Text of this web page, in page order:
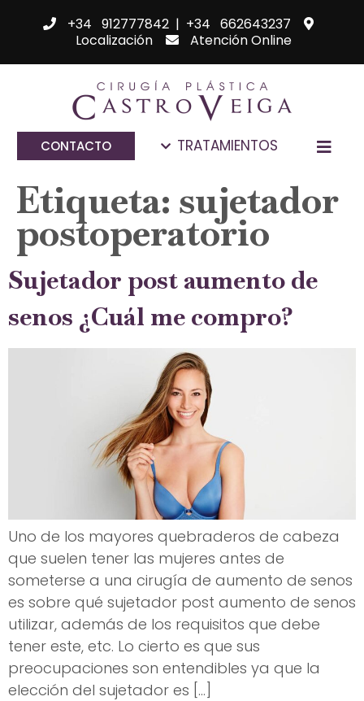
+34 912777842| +34 662643237
Localización
Atención Online
CONTACTO TRATAMIENTOS
Etiqueta: sujetador
postoperatorio
Sujetador post aumento de
senos ¿Cuál me compro?
Uno de los mayores quebraderos de cabeza
que suelen tener las mujeres antes de
someterse a una cirugía de aumento de senos
es sobre qué sujetador post aumento de senos
utilizar, además de los requisitos que debe
tener este, etc. Lo cierto es que sus
preocupaciones son entendibles ya que la
elección del sujetador es […]